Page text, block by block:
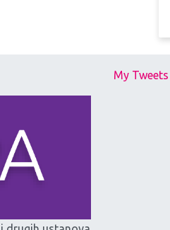
My Tweets